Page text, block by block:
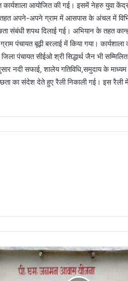
आयोजित की गई। इसमें नेहरु युवा
तहत अपने-अपने ग्राम में आसपास के अंचल में
संबंधी शपथ दिलाई गई। अभियान के तहत कान्ह,
पंचायत बूढ़ी बरलाई में किया गया। कार्यशाला
पंचायत सीईओ श्री सिद्धार्थ जैन भी
नदी सफाई, शालेय गतिविधि,समुदाय के
का संदेश देते हुए रैली निकाली गई। इस रैली